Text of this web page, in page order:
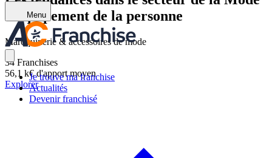
Menu
Je trouve ma franchise
Actualités
Devenir franchisé
- Équipement de la personne
Maroquinerie & accessoires de mode
34 Franchises
56,1 k€d'apport moyen
Explorer